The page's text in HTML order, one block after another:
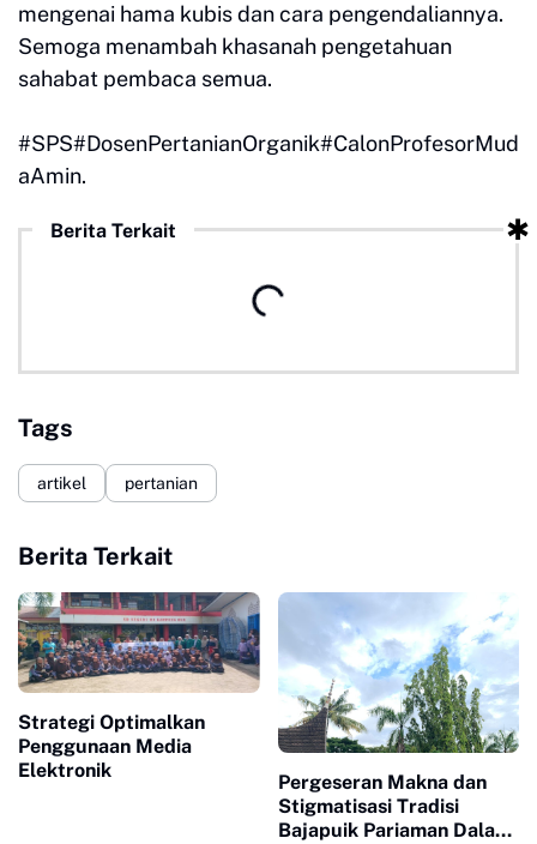
mengenai hama kubis dan cara pengendaliannya.
Semoga menambah khasanah pengetahuan
sahabat pembaca semua.
#SPS#DosenPertanianOrganik#CalonProfesorMud
aAmin.
Berita Terkait
Tags
artikel pertanian
Berita Terkait
Strategi Optimalkan
Penggunaan Media
Elektronik
Pergeseran Makna dan
Stigmatisasi Tradisi
Bajapuik Pariaman Dalam